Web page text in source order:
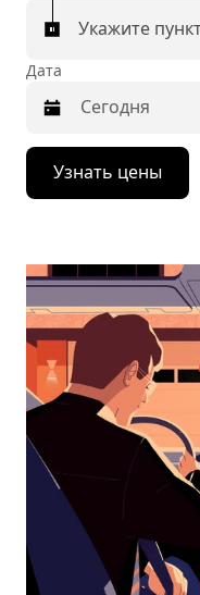
Укажите
Дата
Нажмите
стрелку
вниз,
календарю
выбрать
дату.
Чтобы
закрыть
календарь,
нажмите
Esc.
Узнать цены